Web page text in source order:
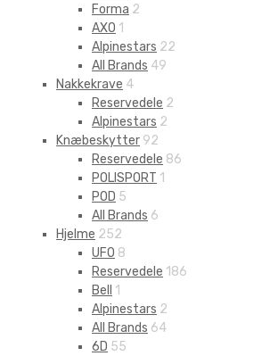
Forma 2
AXO 1
Alpinestars 22
All Brands 49
Nakkekrave 4
Reservedele 2
Alpinestars 2
Knæbeskytter 92
Reservedele 86
POLISPORT 1
POD 5
All Brands 6
Hjelme 252
UFO 8
Reservedele 186
Bell
1
Alpinestars 2
All Brands 64
6D 55